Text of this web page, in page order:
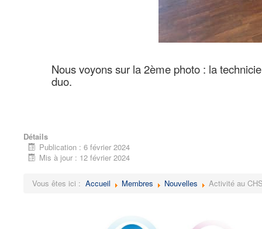
Nous voyons sur la 2ème photo : la
duo.
Détails
Publication : 6 février 2024
Mis à jour : 12 février 2024
Vous êtes ici : Accueil Membres Nouvelles Activité au